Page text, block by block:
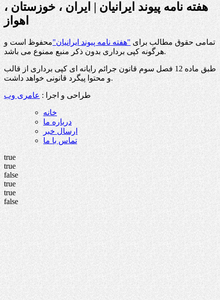
هفته نامه پیوند ایرانیان | ایران ، خوزستان ،
اهواز
تمامی حقوق مطالب برای"هفته نامه پیوند ایرانیان"محفوظ است و
هرگونه کپی برداری بدون ذکر منبع ممنوع می باشد.
طبق ماده 12 فصل سوم قانون جرائم رایانه ای کپی برداری از قالب
و محتوا پیگرد قانونی خواهد داشت.
طراحی و اجرا :عامری وب
خانه
درباره ما
ارسال خبر
تماس با ما
true
true
false
true
true
false